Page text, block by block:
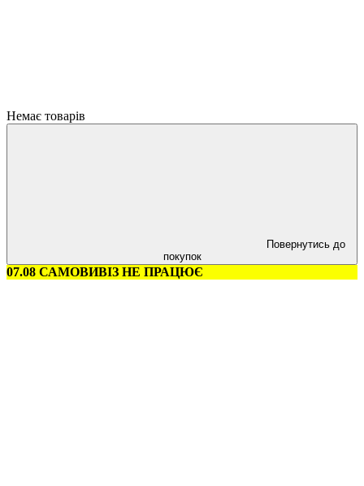
Немає товарів
Повернутись до
покупок
07.08 САМОВИВІЗ НЕ ПРАЦЮЄ